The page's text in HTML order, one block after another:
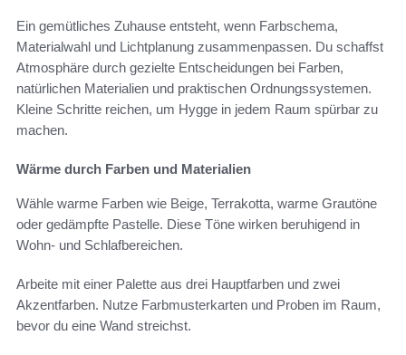
Ein gemütliches Zuhause entsteht, wenn Farbschema,
Materialwahl und Lichtplanung zusammenpassen. Du schaffst
Atmosphäre durch gezielte Entscheidungen bei Farben,
natürlichen Materialien und praktischen Ordnungssystemen.
Kleine Schritte reichen, um Hygge in jedem Raum spürbar zu
machen.
Wärme durch Farben und Materialien
Wähle warme Farben wie Beige, Terrakotta, warme Grautöne
oder gedämpfte Pastelle. Diese Töne wirken beruhigend in
Wohn- und Schlafbereichen.
Arbeite mit einer Palette aus drei Hauptfarben und zwei
Akzentfarben. Nutze Farbmusterkarten und Proben im Raum,
bevor du eine Wand streichst.